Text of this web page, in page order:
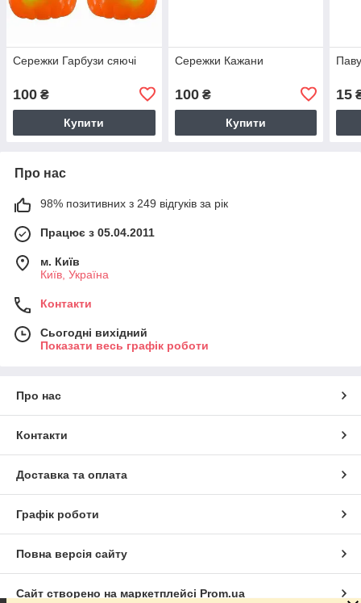
Сережки Гарбузи сяючі
100 ₴
Купити
Сережки Кажани
100₴
Купити
15
Про нас
98% позитивних з 249 відгуків за рік
Працює з 05.04.2011
м. Київ
Київ, Україна
Контакти
Сьогодні вихідний
Показати весь графік роботи
Про нас
Контакти
Доставка та оплата
Графік роботи
Повна версія сайту
Сайт створено на маркетплейсі Prom.ua